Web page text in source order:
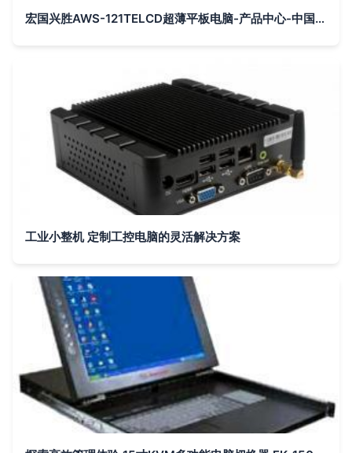
宏国兴胜AWS-121TELCD超薄平板电脑-产品中心-中国工控网
工业小整机 定制工控电脑的灵活解决方案